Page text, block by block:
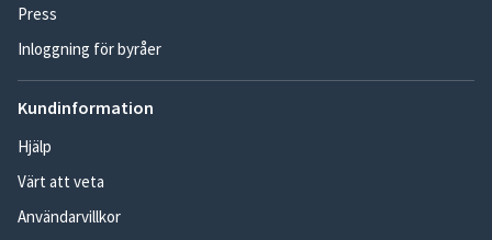
Press
Inloggning för byråer
Kundinformation
Hjälp
Värt att veta
Användarvillkor